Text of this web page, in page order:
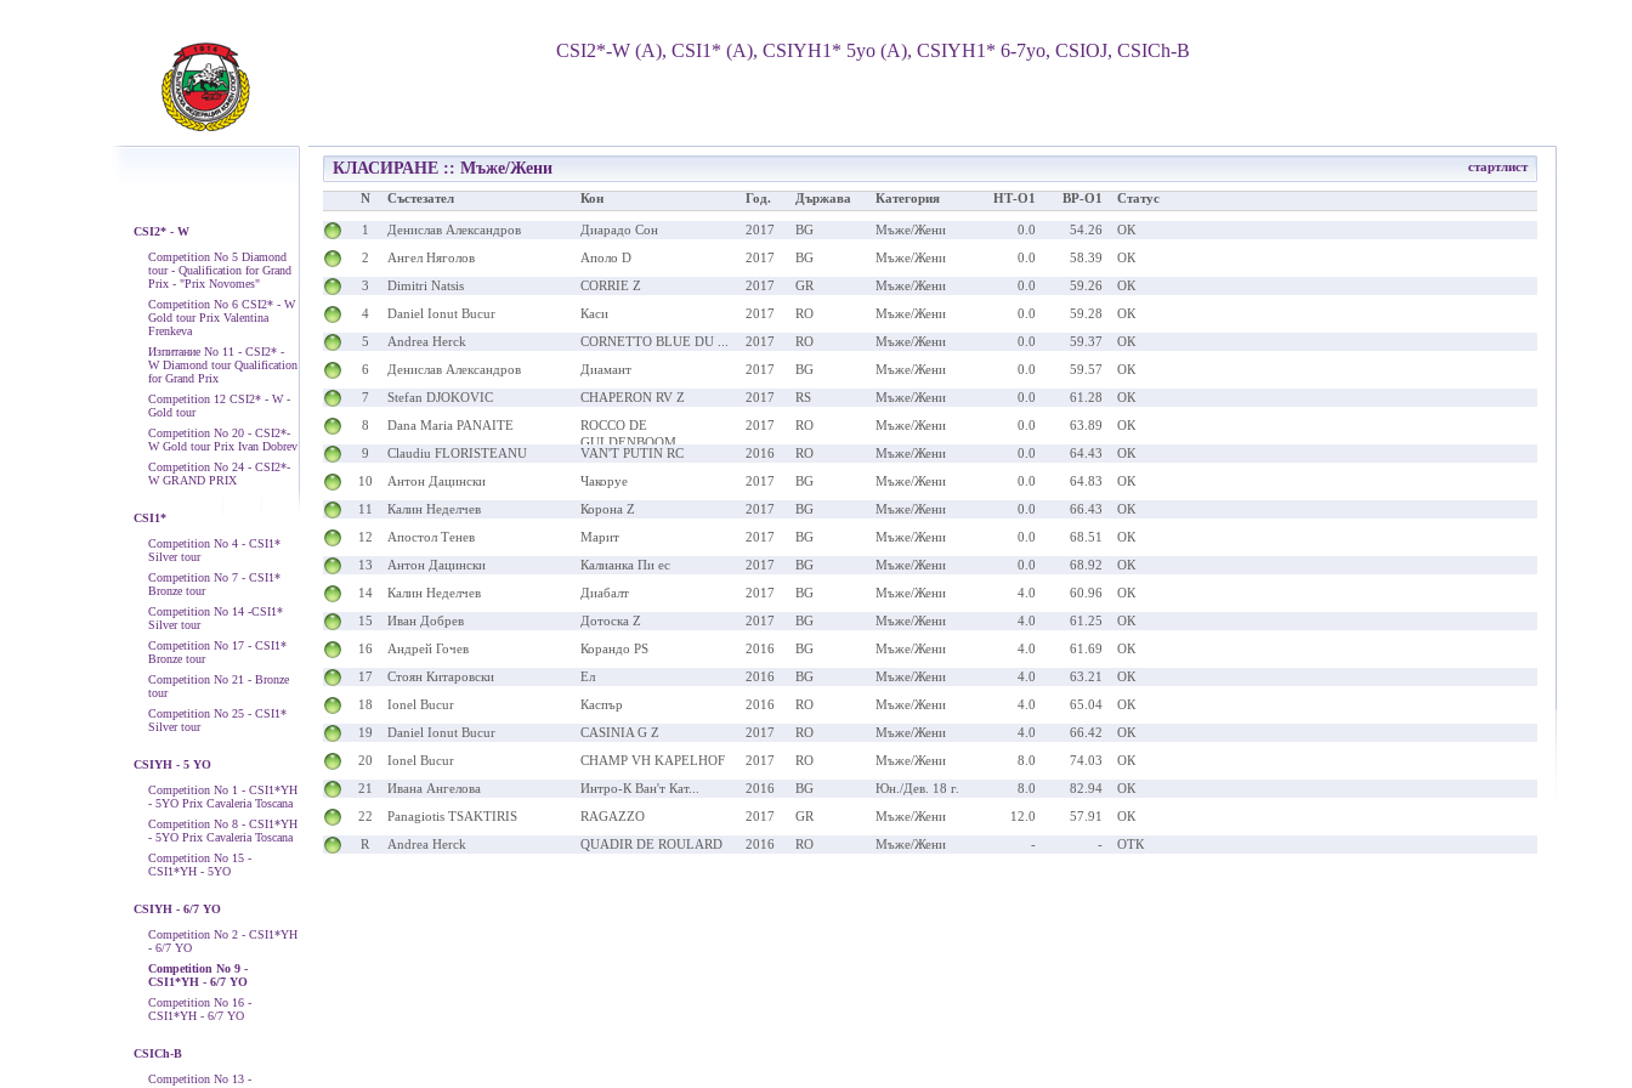
CSI2*-W (A), CSI1* (A), CSIYH1* 5yo (A), CSIYH1* 6-7yo, CSIOJ, CSICh-B
CSI2* - W
Competition No 5 Diamond
tour - Qualification for Grand
Prix - "Prix Novomes"
Competition No 6 CSI2* - W
Gold tour Prix Valentina
Frenkeva
Изпитание No 11 - CSI2* -
W Diamond tour Qualification
for Grand Prix
Competition 12 CSI2* - W -
Gold tour
Competition No 20 - CSI2*-
W Gold tour Prix Ivan Dobrev
Competition No 24 - CSI2*-
W GRAND PRIX
CSI1*
Competition No 4 - CSI1*
Silver tour
Competition No 7 - CSI1*
Bronze tour
Competition No 14 -CSI1*
Silver tour
Competition No 17 - CSI1*
Bronze tour
Competition No 21 - Bronze
tour
Competition No 25 - CSI1*
Silver tour
CSIYH - 5 YO
Competition No 1 - CSI1*YH
- 5YO Prix Cavaleria Toscana
Competition No 8 - CSI1*YH
- 5YO Prix Cavaleria Toscana
Competition No 15 -
CSI1*YH - 5YO
CSIYH - 6/7 YO
Competition No 2 - CSI1*YH
- 6/7 YO
Competition No 9 -
CSI1*YH - 6/7 YO
Competition No 16 -
CSI1*YH - 6/7 YO
CSICh-B
Competition No 13 -
КЛАСИРАНЕ :: Мъже/Жени стартлист
N Състезател Кон Год. Държава Категория НТ-О1 ВР-О1 Статус
1 Денислав Александров Диарадо Сон 2017 BG Мъже/Жени 0.0 54.26
ОК
2
Ангел Няголов Аполо D 2017 BG Мъже/Жени 0.0 58.39
ОК
3
Dimitri Natsis CORRIE Z 2017 GR Мъже/Жени 0.0 59.26
ОК
4
Daniel Ionut Bucur Каси 2017 RO Мъже/Жени 0.0 59.28
ОК
5
Andrea Herck CORNETTO BLUE DU ... 2017 RO Мъже/Жени 0.0 59.37
ОК
6
Денислав Александров Диамант 2017 BG Мъже/Жени 0.0 59.57
ОК
7
Stefan DJOKOVIC CHAPERON RV Z 2017 RS Мъже/Жени 0.0 61.28
ОК
8
Dana Maria PANAITE
ROCCO DE
GULDENBOOM
2017 RO Мъже/Жени 0.0 63.89
ОК
9
Claudiu FLORISTEANU VAN'T PUTIN RC 2016 RO Мъже/Жени 0.0 64.43
ОК
10
Антон Дацински Чакоруе 2017 BG Мъже/Жени 0.0 64.83
ОК
11
Калин Неделчев Корона Z 2017 BG Мъже/Жени 0.0 66.43
ОК
12
Апостол Тенев Марит 2017 BG Мъже/Жени 0.0 68.51
ОК
13
Антон Дацински Калианка Пи ес 2017 BG Мъже/Жени 0.0 68.92
ОК
14
Калин Неделчев Диабалт 2017 BG Мъже/Жени 4.0 60.96
ОК
15
Иван Добрев Дотоска Z 2017 BG Мъже/Жени 4.0 61.25
ОК
16
Андрей Гочев Корандо PS 2016 BG Мъже/Жени 4.0 61.69
ОК
17
Стоян Китаровски Ел 2016 BG Мъже/Жени 4.0 63.21
ОК
18
Ionel Bucur Каспър 2016 RO Мъже/Жени 4.0 65.04
ОК
19
Daniel Ionut Bucur CASINIA G Z 2017 RO Мъже/Жени 4.0 66.42
ОК
20
Ionel Bucur CHAMP VH KAPELHOF 2017 RO Мъже/Жени 8.0 74.03
ОК
21
Ивана Ангелова Интро-К Ван'т Кат... 2016 BG Юн./Дев. 18 г. 8.0 82.94
ОК
22
Panagiotis TSAKTIRIS RAGAZZO 2017 GR Мъже/Жени 12.0 57.91
ОК
R
Andrea Herck QUADIR DE ROULARD 2016 RO Мъже/Жени - - ОТК